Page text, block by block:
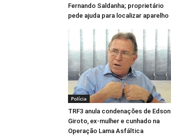
Fernando Saldanha; proprietário
pede ajuda para localizar aparelho
Polícia
TRF3 anula condenações de Edson
Giroto, ex-mulher e cunhado na
Operação Lama Asfáltica